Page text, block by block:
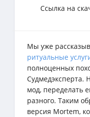
Ссылка на
Мы уже
ритуальные
полноценных
Судмедэксперта.
мод, переделать
разного. Таким
версия Mortem,